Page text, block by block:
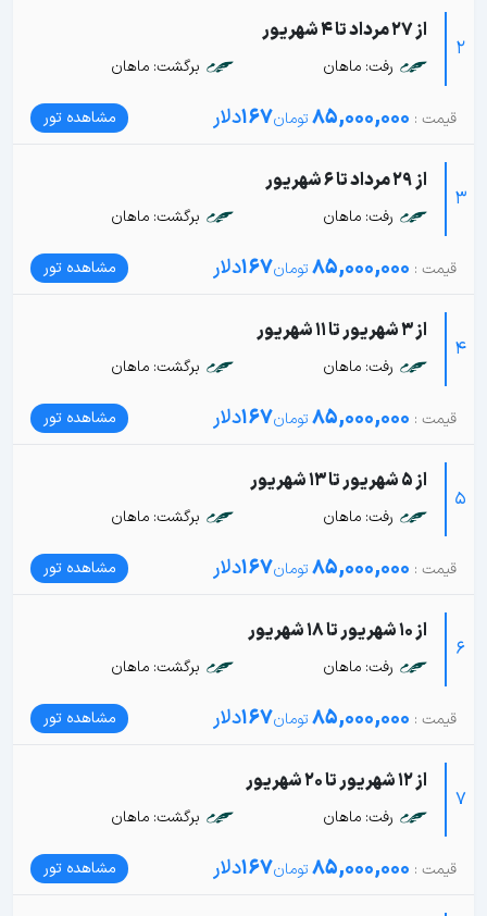
2
از 27 مرداد تا 4 شهریور
رفت: ماهان برگشت: ماهان
85,000,000
167دلار مشاهده تور
3
از 29 مرداد تا 6 شهریور
رفت: ماهان برگشت: ماهان
85,000,000
167دلار مشاهده تور
4
از 3 شهریور تا 11 شهریور
رفت: ماهان برگشت: ماهان
85,000,000
167دلار مشاهده تور
5
از 5 شهریور تا 13 شهریور
رفت: ماهان برگشت: ماهان
85,000,000
167دلار مشاهده تور
6
از 10 شهریور تا 18 شهریور
رفت: ماهان برگشت: ماهان
85,000,000
167دلار مشاهده تور
7
از 12 شهریور تا 20 شهریور
رفت: ماهان برگشت: ماهان
85,000,000
167دلار مشاهده تور